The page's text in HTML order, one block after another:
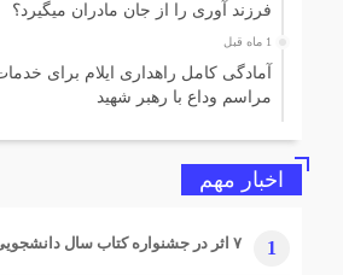
فرزند آوری را از جان مادران میگیرد؟
1 ماه قبل
آمادگی کامل راهداری ایلام برای
مراسم وداع با رهبر شهید
رهاسازی آب از سد مخزنی میمه
1 ماه قبل
اخبار مهم
1 ۷ اثر در جشنواره کتاب سال دانشجویی برگزیده شد